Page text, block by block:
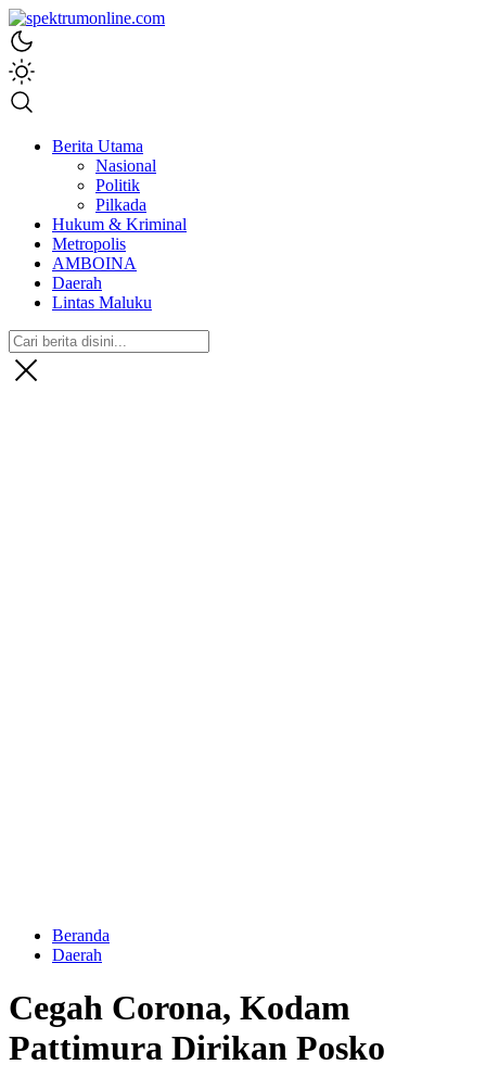
spektrumonline.com
Berita Utama
Nasional
Politik
Pilkada
Hukum & Kriminal
Metropolis
AMBOINA
Daerah
Lintas Maluku
Beranda
Daerah
Cegah Corona, Kodam
Pattimura Dirikan Posko